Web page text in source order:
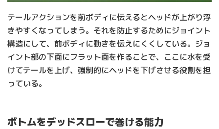
テールアクションを前ボディに伝えるとヘッドが上がり浮
きやすくなってしまう。それを防止するためにジョイント
構造にして、前ボディに動きを伝えにくくしている。ジョ
イント部の下面にフラット面を作ることで、ここに水を受
けてテールを上げ、強制的にヘッドを下げさせる役割を担
っている。
ボトムをデッドスローで巻ける能力